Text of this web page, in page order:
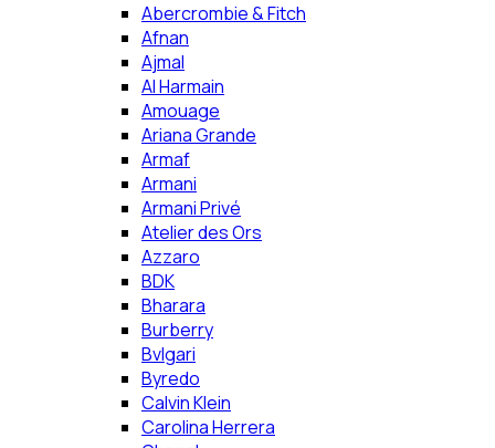
Abercrombie & Fitch
Afnan
Ajmal
Al Harmain
Amouage
Ariana Grande
Armaf
Armani
Armani Privé
Atelier des Ors
Azzaro
BDK
Bharara
Burberry
Bvlgari
Byredo
Calvin Klein
Carolina Herrera